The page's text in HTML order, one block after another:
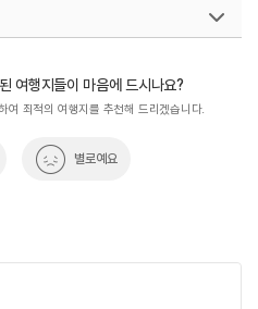
여행지들이 마음에 드시나요?
여 최적의 여행지를 추천해 드리겠습니다.
별로예요